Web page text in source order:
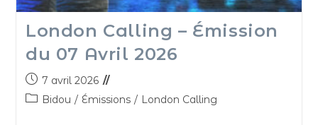
London Calling – Émission
du 07 Avril 2026
7 avril 2026
Bidou / Émissions / London Calling